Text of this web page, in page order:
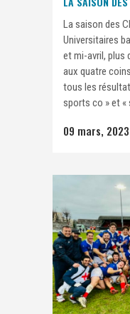
La saison des
Universitaires
et mi-avril, plus
aux quatre
tous les
sports co » et «
09 mars, 2023